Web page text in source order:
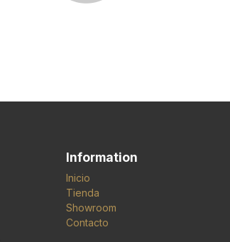
Information
Inicio
Tienda
Showroom
Contacto